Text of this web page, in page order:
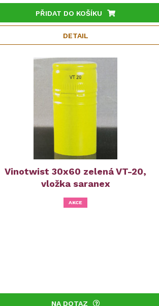
PŘIDAT DO KOŠÍKU
DETAIL
Vinotwist 30x60 zelená VT-20,
vložka saranex
AKCE
NA DOTAZ